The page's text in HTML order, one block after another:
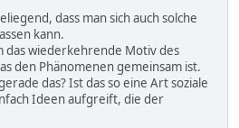
dass man sich auch solche
kann.
wiederkehrende Motiv des
den Phänomenen gemeinsam ist.
das? Ist das so eine Art soziale
Ideen aufgreift, die der